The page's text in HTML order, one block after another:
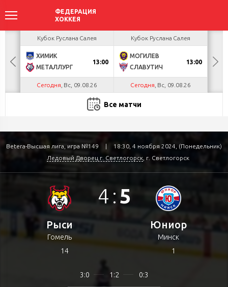
БУЛ
Кубок Руслана Салея
ХИМИК
МЕТАЛЛУРГ
13:00
Сегодня , Вс, 09.08.26
Кубок Руслана Салея
МОГИЛЕВ
СЛАВУТИЧ
13:00
Сегодня , Вс, 09.08.26
Все матчи
Betera-Высшая лига, игра №149 |
18:30, 4 ноября 2024, (Понедельник)
Ледовый Дворец г. Светлогорск , г. Светлогорск
Рыси
Гомель
14
4 : 5
3:0 1:2 0:3
Юниор
Минск
1